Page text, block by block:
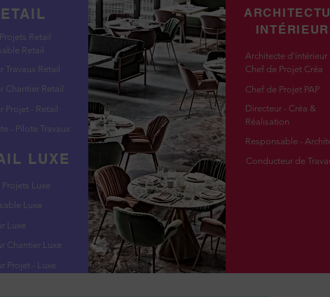
Retail
Retail
Travaux Retail
Chantier Retail
Projet - Retail
- Pilote Travaux
LUXE
Luxe
Luxe
Luxe
Chantier Luxe
Projet - Luxe
Architecte d'intérieur
Chef de Projet Créa
Chef de Projet PAP
Directeur - Créa &
Réalisation
Responsable -
Conducteur de